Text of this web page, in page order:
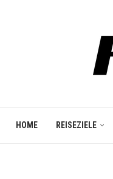
HOME REISEZIELE